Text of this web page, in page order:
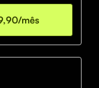
PASSES
mês